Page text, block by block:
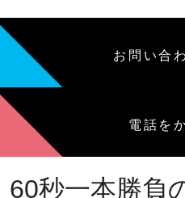
お問い合
電話を
60秒一本勝負